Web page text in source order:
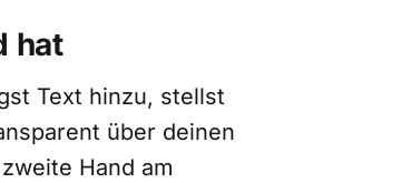
hat
Text hinzu, stellst
über deinen
Hand am